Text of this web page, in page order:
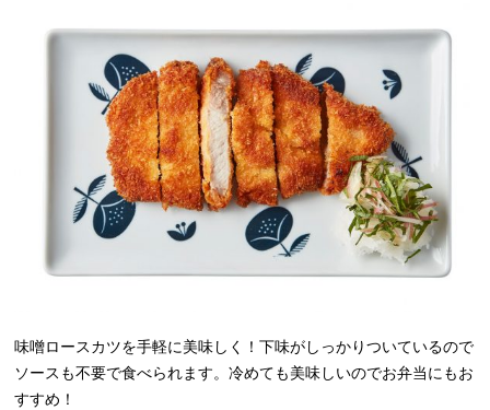
味噌ロースカツを手軽に美味しく！下味がしっかりついているので
ソースも不要で食べられます。冷めても美味しいのでお弁当にもお
すすめ！